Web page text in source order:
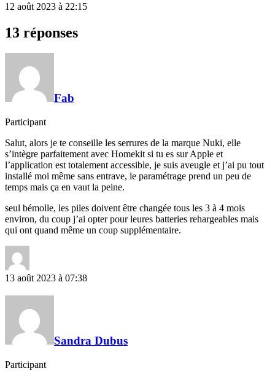
12 août 2023 à 22:15
13 réponses
Fab
Participant
Salut, alors je te conseille les serrures de la marque Nuki, elle
s’intègre parfaitement avec Homekit si tu es sur Apple et
l’application est totalement accessible, je suis aveugle et j’ai pu tout
installé moi même sans entrave, le paramétrage prend un peu de
temps mais ça en vaut la peine.
seul bémolle, les piles doivent être changée tous les 3 à 4 mois
environ, du coup j’ai opter pour leures batteries rehargeables mais
qui ont quand même un coup supplémentaire.
13 août 2023 à 07:38
Sandra Dubus
Participant